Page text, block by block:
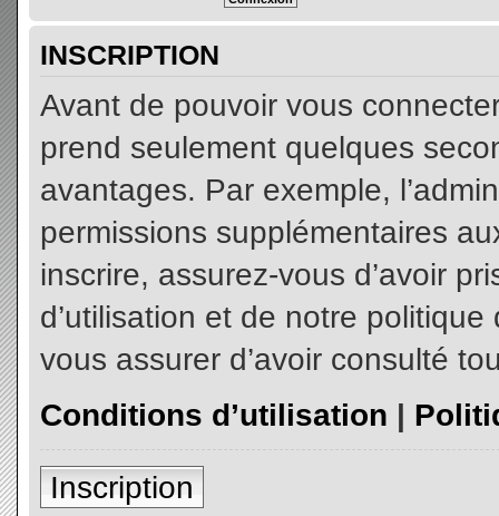
INSCRIPTION
Avant de pouvoir vous
prend seulement quelques
avantages. Par exemple,
permissions supplémentaires
inscrire, assurez-vous d’avoir
d’utilisation et de notre
vous assurer d’avoir consulté
Conditions d’utilisation |
Inscription